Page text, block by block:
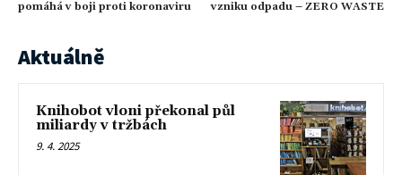
pomáhá v boji proti koronaviru
vzniku odpadu – ZERO WASTE
Aktuálně
Knihobot vloni překonal půl
miliardy v tržbách
9. 4. 2025